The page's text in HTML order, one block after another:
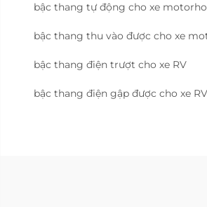
bậc thang tự động cho xe
bậc thang thu vào được cho xe
bậc thang điện trượt cho xe RV
bậc thang điện gập được cho xe RV